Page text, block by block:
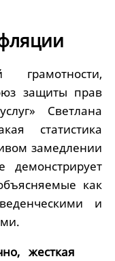
защиты прав
Светлана
статистика
замедлении
как
и
жесткая